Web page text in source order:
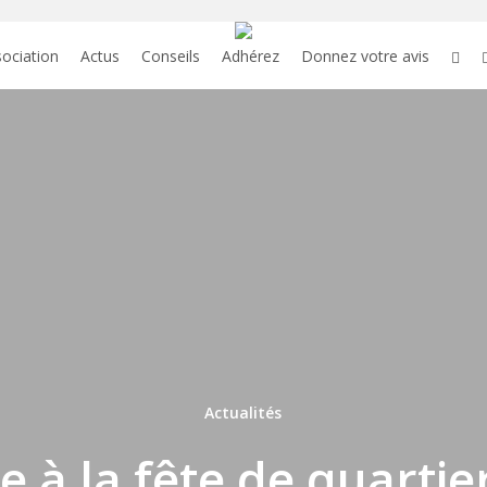
Actus Conseils Adhérez Donnez votre avis
Actualités